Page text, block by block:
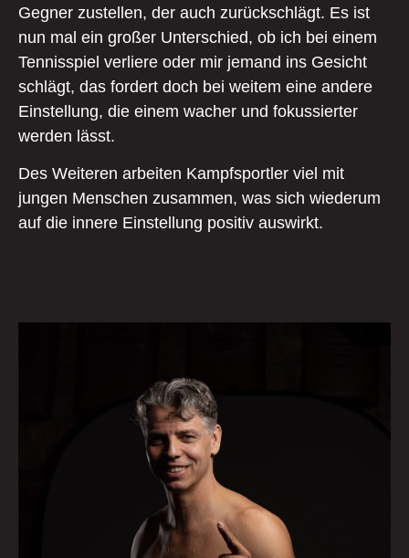
Gegner zustellen, der auch zurückschlägt. Es ist
nun mal ein großer Unterschied, ob ich bei einem
Tennisspiel verliere oder mir jemand ins Gesicht
schlägt, das fordert doch bei weitem eine andere
Einstellung, die einem wacher und fokussierter
werden lässt.
Des Weiteren arbeiten Kampfsportler viel mit
jungen Menschen zusammen, was sich wiederum
auf die innere Einstellung positiv auswirkt.